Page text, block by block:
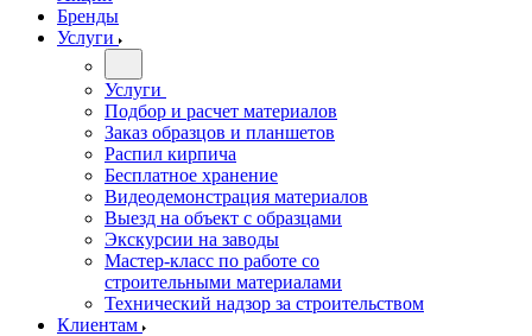
Бренды
Услуги
Услуги
Подбор и расчет материалов
Заказ образцов и планшетов
Распил кирпича
Бесплатное хранение
Видеодемонстрация материалов
Выезд на объект с образцами
Экскурсии на заводы
Мастер-класс по работе со
строительными материалами
Технический надзор за строительством
Клиентам